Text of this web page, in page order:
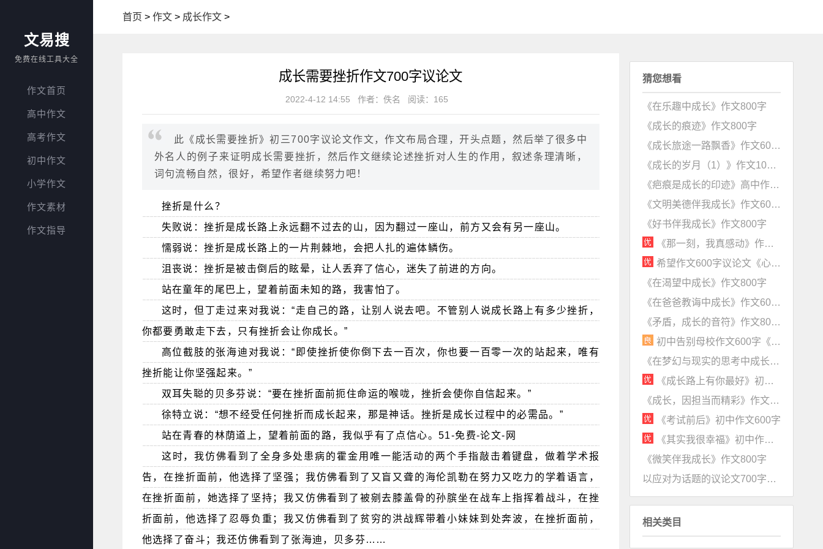
文易搜
免费在线工具大全
作文首页
高中作文
高考作文
初中作文
小学作文
作文素材
作文指导
首页 > 作文> 成长作文>
成长需要挫折作文700字议论文
2022-4-12 14:55 作者：佚名 阅读：165
此《成长需要挫折》初三700字议论文作文，作文布局合理，开头点题，然后举了很多中
外名人的例子来证明成长需要挫折，然后作文继续论述挫折对人生的作用，叙述条理清晰，
词句流畅自然，很好，希望作者继续努力吧！
挫折是什么？
失败说：挫折是成长路上永远翻不过去的山，因为翻过一座山，前方又会有另一座山。
懦弱说：挫折是成长路上的一片荆棘地，会把人扎的遍体鳞伤。
沮丧说：挫折是被击倒后的眩晕，让人丢弃了信心，迷失了前进的方向。
站在童年的尾巴上，望着前面未知的路，我害怕了。
这时，但丁走过来对我说：“走自己的路，让别人说去吧。不管别人说成长路上有多少挫折，
你都要勇敢走下去，只有挫折会让你成长。”
高位截肢的张海迪对我说：“即使挫折使你倒下去一百次，你也要一百零一次的站起来，唯有
挫折能让你坚强起来。”
双耳失聪的贝多芬说：“要在挫折面前扼住命运的喉咙，挫折会使你自信起来。”
徐特立说：“想不经受任何挫折而成长起来，那是神话。挫折是成长过程中的必需品。”
站在青春的林荫道上，望着前面的路，我似乎有了点信心。51-免费-论文-网
这时，我仿佛看到了全身多处患病的霍金用唯一能活动的两个手指敲击着键盘，做着学术报
告，在挫折面前，他选择了坚强；我仿佛看到了又盲又聋的海伦凯勒在努力又吃力的学着语言，
在挫折面前，她选择了坚持；我又仿佛看到了被剜去膝盖骨的孙膑坐在战车上指挥着战斗，在挫
折面前，他选择了忍辱负重；我又仿佛看到了贫穷的洪战辉带着小妹妹到处奔波，在挫折面前，
他选择了奋斗；我还仿佛看到了张海迪，贝多芬……
猜您想看
《在乐趣中成长》作文800字
《成长的痕迹》作文800字
《成长旅途一路飘香》作文600字
《成长的岁月（1）》作文1000字(含点评)
《疤痕是成长的印迹》高中作文800字含点评
《文明美德伴我成长》作文600字
《好书伴我成长》作文800字
《那一刻，我真感动》作文600字记叙文
希望作文600字议论文《心怀希望，路在远方》
《在渴望中成长》作文800字
《在爸爸教诲中成长》作文600字
《矛盾，成长的音符》作文800字
初中告别母校作文600字《惜别》
《在梦幻与现实的思考中成长》作文600字
《成长路上有你最好》初二700字作文
《成长，因担当而精彩》作文600字
《考试前后》初中作文600字
《其实我很幸福》初中作文600字
《微笑伴我成长》作文800字
以应对为话题的议论文700字（学会应对成长中的新情况）
相关类目